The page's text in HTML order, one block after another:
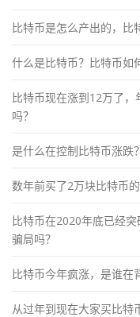
比特币是怎么产出的，比
什么是比特币？比特币如
比特币现在涨到12万了
吗？
是什么在控制比特币涨跌？
数年前买了2万块比特币
比特币在2020年底已经
骗局吗？
比特币今年疯涨，是谁在
从过年到现在大家买比特